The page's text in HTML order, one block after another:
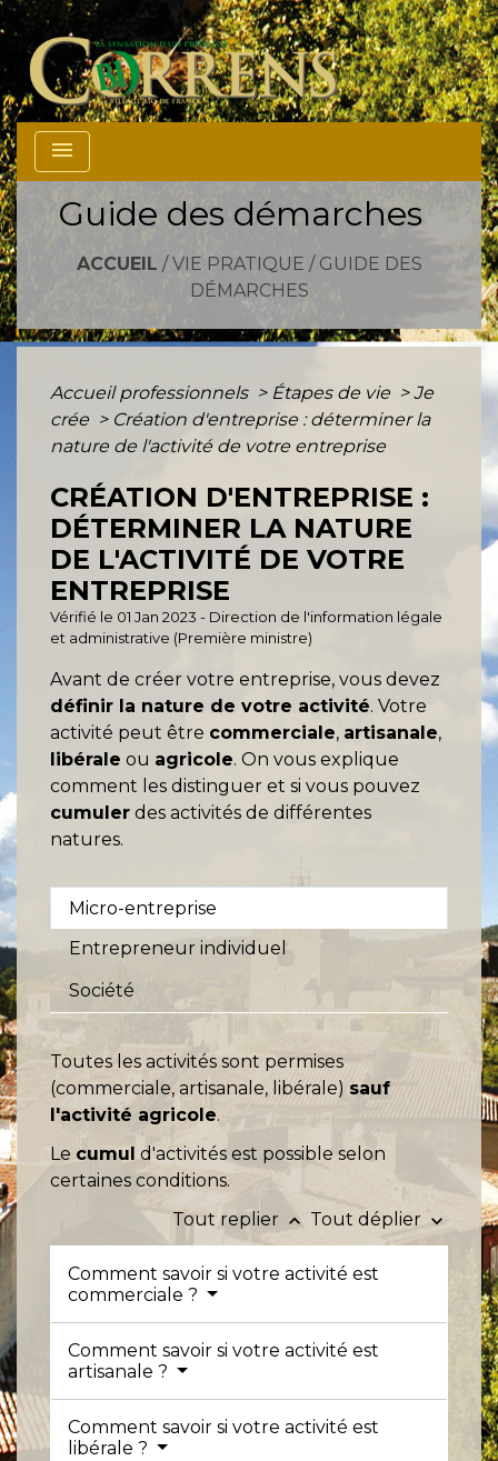
menu
Guide des démarches
ACCUEIL / VIE PRATIQUE / GUIDE DES
DÉMARCHES
Accueil professionnels > Étapes de vie > Je
crée > Création d'entreprise : déterminer la
nature de l'activité de votre entreprise
CRÉATION D'ENTREPRISE :
DÉTERMINER LA NATURE
DE L'ACTIVITÉ DE VOTRE
ENTREPRISE
Vérifié le 01 Jan 2023 - Direction de l'information légale
et administrative (Première ministre)
Avant de créer votre entreprise, vous devez
définir la nature de votre activité. Votre
activité peut être commerciale, artisanale,
libérale ou agricole. On vous explique
comment les distinguer et si vous pouvez
cumuler des activités de différentes
natures.
Micro-entreprise
Entrepreneur individuel
Société
Toutes les activités sont permises
(commerciale, artisanale, libérale) sauf
l'activité agricole.
Le cumul d'activités est possible selon
certaines conditions.
Tout replier keyboard_arrow_up Tout déplier keyboard_arrow_down
Comment savoir si votre activité est
commerciale ?
Comment savoir si votre activité est
artisanale ?
Comment savoir si votre activité est
libérale ?